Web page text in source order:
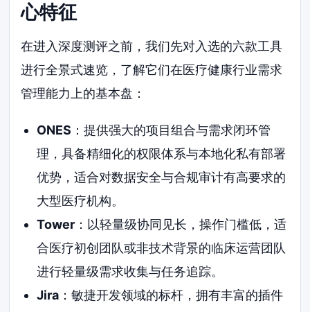
心特征
在进入深度测评之前，我们先对入选的六款工具
进行全景式速览，了解它们在医疗健康行业需求
管理能力上的基本盘：
ONES ：提供强大的项目组合与需求闭环管
理，具备精细化的权限体系与本地化私有部署
优势，适合对数据安全与合规审计有高要求的
大型医疗机构。
Tower：以轻量级协同见长，操作门槛低，适
合医疗初创团队或非技术背景的临床运营团队
进行轻量级需求收集与任务追踪。
Jira：敏捷开发领域的标杆，拥有丰富的插件